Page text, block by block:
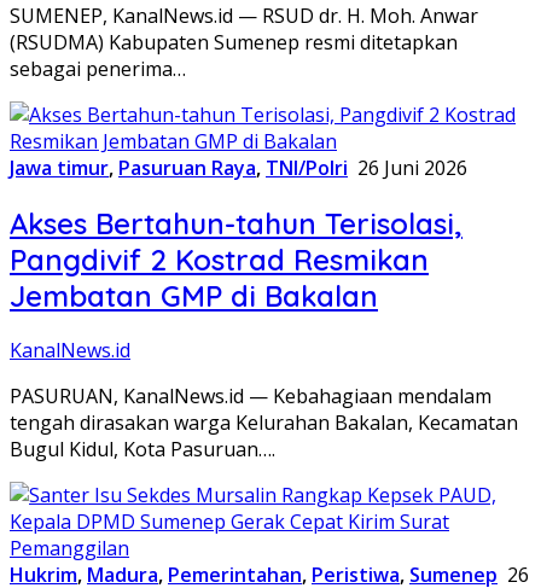
SUMENEP, KanalNews.id — RSUD dr. H. Moh. Anwar
(RSUDMA) Kabupaten Sumenep resmi ditetapkan
sebagai penerima…
Jawa timur, Pasuruan Raya, TNI/Polri 26 Juni 2026
Akses Bertahun-tahun Terisolasi,
Pangdivif 2 Kostrad Resmikan
Jembatan GMP di Bakalan
KanalNews.id
PASURUAN, KanalNews.id — Kebahagiaan mendalam
tengah dirasakan warga Kelurahan Bakalan, Kecamatan
Bugul Kidul, Kota Pasuruan….
Hukrim, Madura, Pemerintahan, Peristiwa, Sumenep 26